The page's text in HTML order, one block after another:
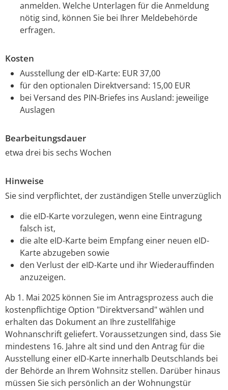
anmelden. Welche Unterlagen für die Anmeldung
nötig sind, können Sie bei Ihrer Meldebehörde
erfragen.
Kosten
Ausstellung der eID-Karte: EUR 37,00
für den optionalen Direktversand: 15,00 EUR
bei Versand des PIN-Briefes ins Ausland: jeweilige
Auslagen
Bearbeitungsdauer
etwa drei bis sechs Wochen
Hinweise
Sie sind verpflichtet, der zuständigen Stelle unverzüglich
die eID-Karte vorzulegen, wenn eine Eintragung
falsch ist,
die alte eID-Karte beim Empfang einer neuen eID-
Karte abzugeben sowie
den Verlust der eID-Karte und ihr Wiederauffinden
anzuzeigen.
Ab 1. Mai 2025 können Sie im Antragsprozess auch die
kostenpflichtige Option "Direktversand" wählen und
erhalten das Dokument an Ihre zustellfähige
Wohnanschrift geliefert. Voraussetzungen sind, dass Sie
mindestens 16. Jahre alt sind und den Antrag für die
Ausstellung einer eID-Karte innerhalb Deutschlands bei
der Behörde an Ihrem Wohnsitz stellen. Darüber hinaus
müssen Sie sich persönlich an der Wohnungstür